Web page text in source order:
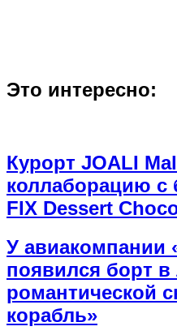
Это интересно:
Курорт JOALI
коллаборацию с
FIX Dessert
У авиакомпании
появился борт в
романтической
корабль»